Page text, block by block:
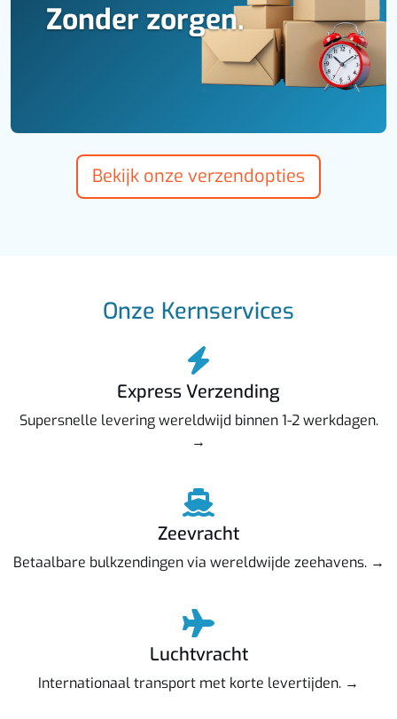
Zonder zorgen.
Bekijk onze verzendopties
Onze Kernservices
Express Verzending
Supersnelle levering wereldwijd binnen 1-2 werkdagen.
→
Zeevracht
Betaalbare bulkzendingen via wereldwijde zeehavens. →
Luchtvracht
Internationaal transport met korte levertijden. →